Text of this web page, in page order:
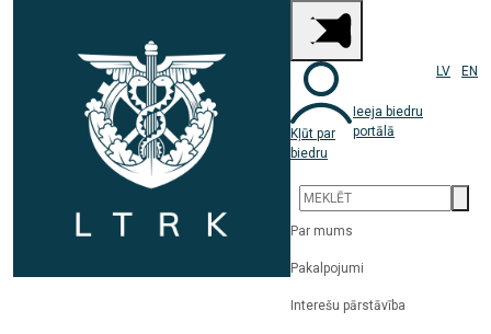
Kļūt par
biedru
Ieeja biedru
portālā
LV EN
Par mums
Pakalpojumi
Interešu pārstāvība